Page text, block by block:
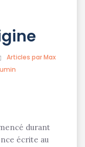
Articles par Max
durant
écrite au